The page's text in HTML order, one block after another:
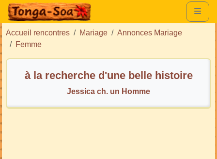
Accueil rencontres Mariage
Annonces Mariage
Femme
à la recherche d'une belle histoire
Jessica ch. un Homme